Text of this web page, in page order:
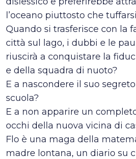
l’oceano piuttosto che
Quando si trasferisce con la
città sul lago, i dubbi e le
riuscirà a conquistare la
e della squadra di nuoto?
E a nascondere il suo
scuola?
E a non apparire un
occhi della nuova vicina di
Flo è una maga della
madre lontana, un diario su